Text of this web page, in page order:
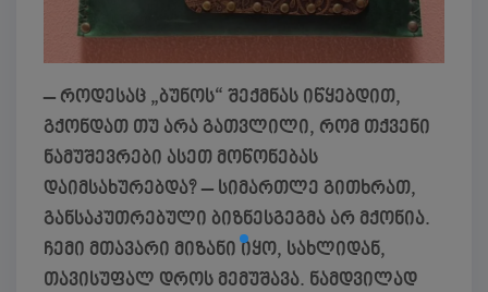
– როდესაც „ბუნოს“ შექმნას იწყებდით,
გქონდათ თუ არა გათვლილი, რომ თქვენი
ნამუშევრები ასეთ მოწონებას
დაიმსახურებდა? – სიმართლე გითხრათ,
განსაკუთრებული ბიზნესგეგმა არ მქონია.
ჩემი მთავარი მიზანი იყო, სახლიდან,
თავისუფალ დროს მემუშავა. ნამდვილად